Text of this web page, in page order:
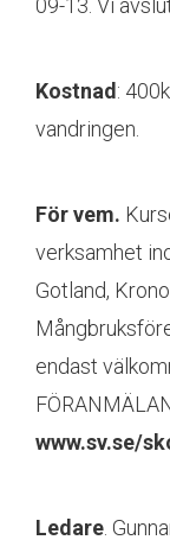
09-13. Vi
Kostnad :
vandringen.
För vem.
verksamhet
Gotland,
endast
www.sv.se/
Ledare .